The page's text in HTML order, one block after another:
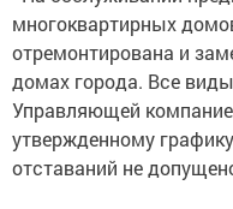
многоквартирных
отремонтирована и
домах города. Все
Управляющей
утвержденному
отставаний не